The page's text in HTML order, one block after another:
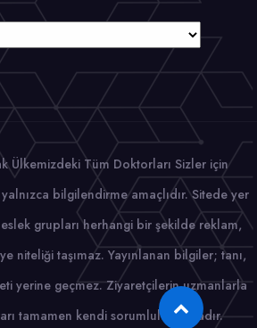
Ülkemizdeki Tüm Doktorları Sizler için
bilgilendirme amaçlıdır. Sitede yer
grupları herhangi bir şekilde reklam,
niteliği taşımaz. Yayınlanan bilgiler; tanı,
yerine geçmez. Ziyaretçilerin uzmanlarla
tamamen kendi sorumluluğundadır.